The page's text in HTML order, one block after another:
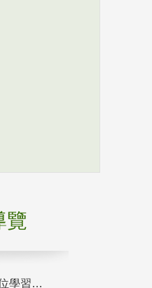
覽
學習